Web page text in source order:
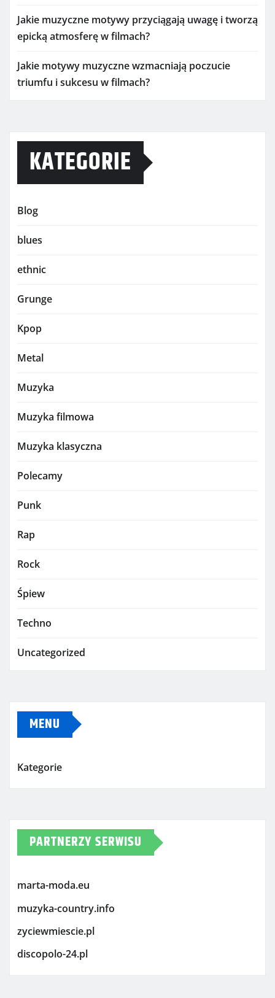
Jakie muzyczne motywy przyciągają uwagę i tworzą
epicką atmosferę w filmach?
Jakie motywy muzyczne wzmacniają poczucie
triumfu i sukcesu w filmach?
KATEGORIE
Blog
blues
ethnic
Grunge
Kpop
Metal
Muzyka
Muzyka filmowa
Muzyka klasyczna
Polecamy
Punk
Rap
Rock
Śpiew
Techno
Uncategorized
MENU
Kategorie
PARTNERZY SERWISU
marta-moda.eu
muzyka-country.info
zyciewmiescie.pl
discopolo-24.pl